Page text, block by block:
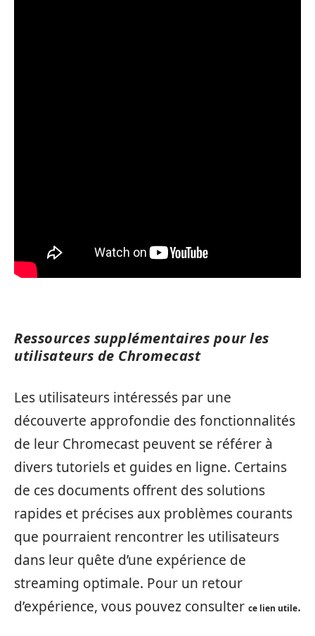
Ressources supplémentaires pour les
utilisateurs de Chromecast
Les utilisateurs intéressés par une
découverte approfondie des fonctionnalités
de leur Chromecast peuvent se référer à
divers tutoriels et guides en ligne. Certains
de ces documents offrent des solutions
rapides et précises aux problèmes courants
que pourraient rencontrer les utilisateurs
dans leur quête d’une expérience de
streaming optimale. Pour un retour
d’expérience, vous pouvez consulter ce lien utile.